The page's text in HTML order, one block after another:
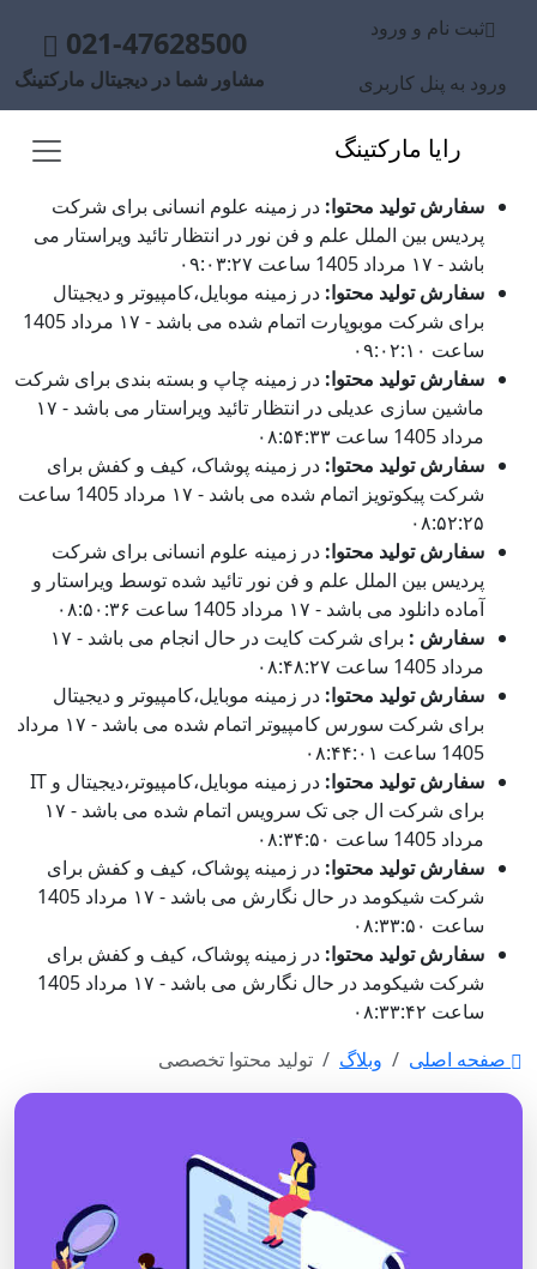
ثبت نام و ورود
ورود به پنل کاربری
021-47628500
مشاور شما در دیجیتال مارکتینگ
رایا مارکتینگ
سفارش تولید محتوا: در زمینه علوم انسانی برای شرکت
پردیس بین الملل علم و فن نور در انتظار تائید ویراستار می
باشد - ۱۷ مرداد 1405 ساعت ۰۹:۰۳:۲۷
سفارش تولید محتوا: در زمینه موبایل،کامپیوتر و دیجیتال
برای شرکت موبوپارت اتمام شده می باشد - ۱۷ مرداد 1405
ساعت ۰۹:۰۲:۱۰
سفارش تولید محتوا: در زمینه چاپ و بسته بندی برای شرکت
ماشین سازی عدیلی در انتظار تائید ویراستار می باشد - ۱۷
مرداد 1405 ساعت ۰۸:۵۴:۳۳
سفارش تولید محتوا: در زمینه پوشاک، کیف و کفش برای
شرکت پیکوتویز اتمام شده می باشد - ۱۷ مرداد 1405 ساعت
۰۸:۵۲:۲۵
سفارش تولید محتوا: در زمینه علوم انسانی برای شرکت
پردیس بین الملل علم و فن نور تائید شده توسط ویراستار و
آماده دانلود می باشد - ۱۷ مرداد 1405 ساعت ۰۸:۵۰:۳۶
سفارش :
برای شرکت کایت در حال انجام می باشد - ۱۷
مرداد 1405 ساعت ۰۸:۴۸:۲۷
سفارش تولید محتوا: در زمینه موبایل،کامپیوتر و دیجیتال
برای شرکت سورس کامپیوتر اتمام شده می باشد - ۱۷ مرداد
1405 ساعت ۰۸:۴۴:۰۱
سفارش تولید محتوا:
در زمینه موبایل،کامپیوتر،دیجیتال و IT
برای شرکت ال جی تک سرویس اتمام شده می باشد - ۱۷
مرداد 1405 ساعت ۰۸:۳۴:۵۰
سفارش تولید محتوا: در زمینه پوشاک، کیف و کفش برای
شرکت شیکومد در حال نگارش می باشد - ۱۷ مرداد 1405
ساعت ۰۸:۳۳:۵۰
سفارش تولید محتوا: در زمینه پوشاک، کیف و کفش برای
شرکت شیکومد در حال نگارش می باشد - ۱۷ مرداد 1405
ساعت ۰۸:۳۳:۴۲
صفحه اصلی
وبلاگ تولید محتوا تخصصی